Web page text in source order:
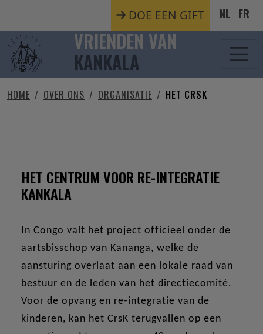
DOE EEN GIFT NL FR
VRIENDEN VAN
KANKALA
HOME OVER ONS ORGANISATIE HET CRSK
HET CENTRUM VOOR RE-INTEGRATIE
KANKALA
In Congo valt het project officieel onder de
aartsbisschop van Kananga, welke de
aansturing overlaat aan een lokale raad van
bestuur en de leden van het directiecomité.
Voor de opvang en re-integratie van de
kinderen, kan het CrsK terugvallen op een